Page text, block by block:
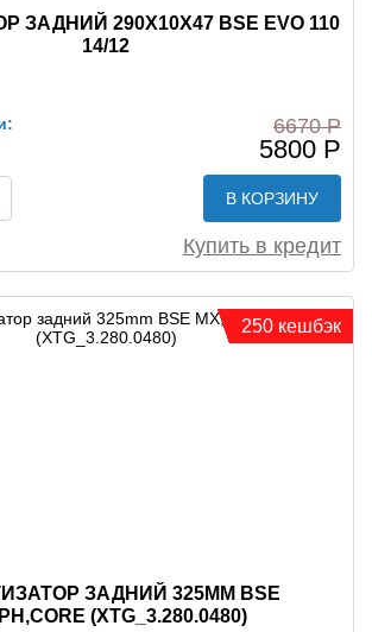
ЗАДНИЙ 290X10X47 BSE EVO 110
14/12
6670 Р
5800 Р
В КОРЗИНУ
Купить в кредит
ЗАДНИЙ 325MM BSE
(XTG_3.280.0480)
250 кешбэк